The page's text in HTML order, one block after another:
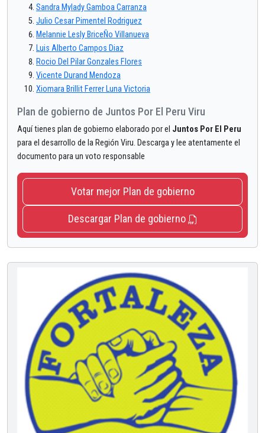
Sandra Mylady Gamboa Carranza
Julio Cesar Pimentel Rodriguez
Melannie Lesly BriceÑo Villanueva
Luis Alberto Campos Diaz
Rocio Del Pilar Gonzales Flores
Vicente Durand Mendoza
Xiomara Brillit Ferrer Luna Victoria
Plan de gobierno de Juntos Por El Peru Viru
Aquí tienes plan de gobierno elaborado por el Juntos Por El Peru
para el desarrollo de la Región Viru. Descarga y lee atentamente el
documento para un voto responsable
Votar mejor Plan de gobierno
Descargar Plan de gobierno